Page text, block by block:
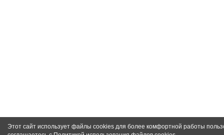
Этот сайт использует файлы cookies для более комфортной работы